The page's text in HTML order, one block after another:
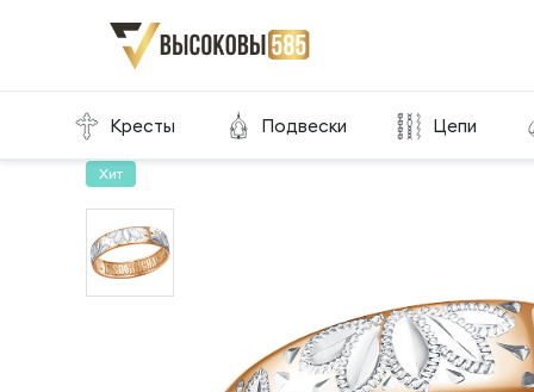
Кресты Подвески Цепи
Главная Склад готовой продукции
Хит